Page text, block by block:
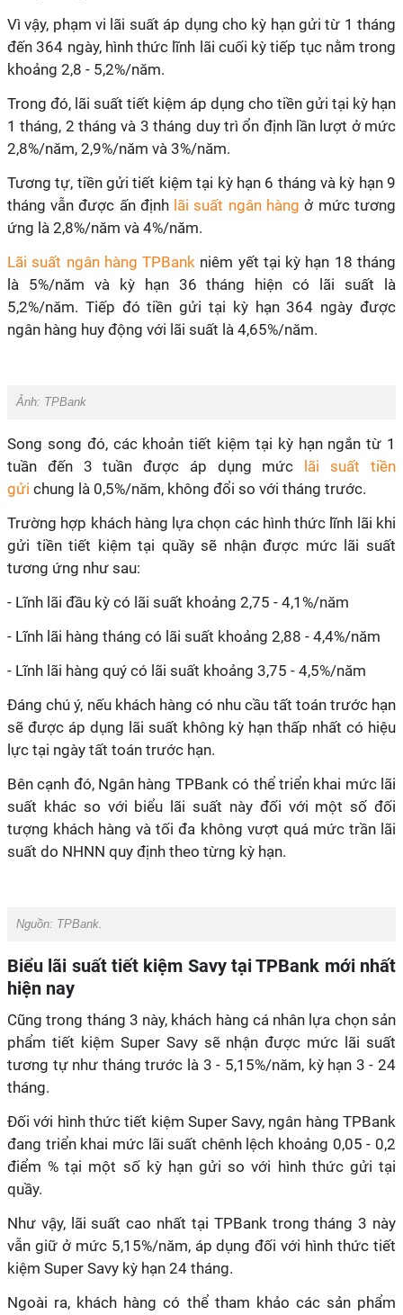
Vì vậy, phạm vi lãi suất áp dụng cho kỳ hạn gửi từ 1 tháng
đến 364 ngày, hình thức lĩnh lãi cuối kỳ tiếp tục nằm trong
khoảng 2,8 - 5,2%/năm.
Trong đó, lãi suất tiết kiệm áp dụng cho tiền gửi tại kỳ hạn
1 tháng, 2 tháng và 3 tháng duy trì ổn định lần lượt ở mức
2,8%/năm, 2,9%/năm và 3%/năm.
Tương tự, tiền gửi tiết kiệm tại kỳ hạn 6 tháng và kỳ hạn 9
tháng vẫn được ấn định lãi suất ngân hàng ở mức tương
ứng là 2,8%/năm và 4%/năm.
Lãi suất ngân hàng TPBank niêm yết tại kỳ hạn 18 tháng
là 5%/năm và kỳ hạn 36 tháng hiện có lãi suất là
5,2%/năm. Tiếp đó tiền gửi tại kỳ hạn 364 ngày được
ngân hàng huy động với lãi suất là 4,65%/năm.
Ảnh: TPBank
Song song đó, các khoản tiết kiệm tại kỳ hạn ngắn từ 1
tuần đến 3 tuần được áp dụng mức
lãi suất tiền
gửi chung là 0,5%/năm, không đổi so với tháng trước.
Trường hợp khách hàng lựa chọn các hình thức lĩnh lãi khi
gửi tiền tiết kiệm tại quầy sẽ nhận được mức lãi suất
tương ứng như sau:
- Lĩnh lãi đầu kỳ có lãi suất khoảng 2,75 - 4,1%/năm
- Lĩnh lãi hàng tháng có lãi suất khoảng 2,88 - 4,4%/năm
- Lĩnh lãi hàng quý có lãi suất khoảng 3,75 - 4,5%/năm
Đáng chú ý, nếu khách hàng có nhu cầu tất toán trước hạn
sẽ được áp dụng lãi suất không kỳ hạn thấp nhất có hiệu
lực tại ngày tất toán trước hạn.
Bên cạnh đó, Ngân hàng TPBank có thể triển khai mức lãi
suất khác so với biểu lãi suất này đối với một số đối
tượng khách hàng và tối đa không vượt quá mức trần lãi
suất do NHNN quy định theo từng kỳ hạn.
Nguồn: TPBank.
Biểu lãi suất tiết kiệm Savy tại TPBank mới nhất
hiện nay
Cũng trong tháng 3 này, khách hàng cá nhân lựa chọn sản
phẩm tiết kiệm Super Savy sẽ nhận được mức lãi suất
tương tự như tháng trước là 3 - 5,15%/năm, kỳ hạn 3 - 24
tháng.
Đối với hình thức tiết kiệm Super Savy, ngân hàng TPBank
đang triển khai mức lãi suất chênh lệch khoảng 0,05 - 0,2
điểm % tại một số kỳ hạn gửi so với hình thức gửi tại
quầy.
Như vậy, lãi suất cao nhất tại TPBank trong tháng 3 này
vẫn giữ ở mức 5,15%/năm, áp dụng đối với hình thức tiết
kiệm Super Savy kỳ hạn 24 tháng.
Ngoài ra, khách hàng có thể tham khảo các sản phẩm